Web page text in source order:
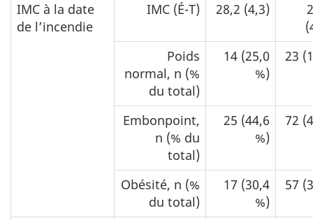
IMC à la date
de l’incendie
IMC (É-T) 28,2 (4,3)
Poids
normal, n (%
du total)
14 (25,0
%)
23
Embonpoint,
n (% du
total)
25 (44,6
%)
72
Obésité, n (%
du total)
17 (30,4
%)
57